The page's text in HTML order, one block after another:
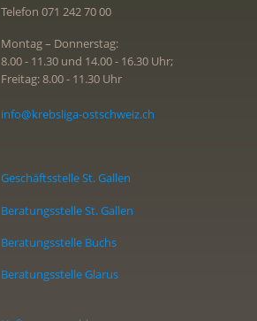
Telefon 071 242 70 00
Montag – Donnerstag:
8.00 - 11.30 und 14.00 - 16.30 Uhr;
Freitag: 8.00 - 11.30 Uhr
info@krebsliga-ostschweiz.ch
Geschäftsstelle St. Gallen
Beratungsstelle St. Gallen
Beratungsstelle Buchs
Beratungsstelle Glarus